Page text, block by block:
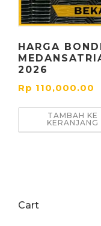
HARGA
2026
Rp 110,000.00
TAMBAH KE
KERANJANG
Cart